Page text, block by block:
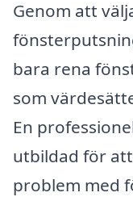
Genom att
bara rena
som
En
utbildad för
problem med